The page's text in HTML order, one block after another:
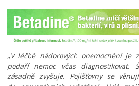
„V léčbě nádorových onemocnění je
podaří nemoc včas diagnostikovat.
zásadně zvyšuje. Pojišťovny se